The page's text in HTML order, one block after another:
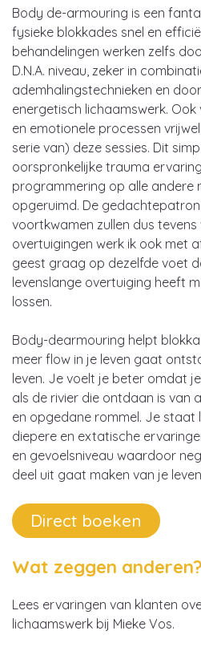
Body de-armouring is een
fysieke blokkades snel en
behandelingen werken zelfs
D.N.A. niveau, zeker in
ademhalingstechnieken en
energetisch lichaamswerk.
en emotionele processen
serie van) deze sessies. Dit
oorspronkelijke trauma
programmering op alle andere
opgeruimd. De
voortkwamen zullen dus
overtuigingen werk ik ook met
geest graag op dezelfde voet
levenslange overtuiging heeft
lossen.
Body-dearmouring helpt
meer flow in je leven gaat
leven. Je voelt je beter omdat
als de rivier die ontdaan is van
en opgedane rommel. Je staat
diepere en extatische
en gevoelsniveau waardoor
deel uit gaat maken van je
Direct boeken
Wat zeggen anderen?
Lees ervaringen van klanten
lichaamswerk bij Mieke Vos.